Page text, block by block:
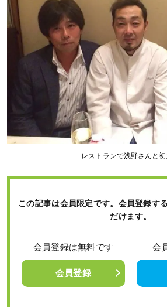
レストランで浅野さんと
この記事は会員限定です。会員登録す
だけます。
会員登録は無料です
会員登録
会